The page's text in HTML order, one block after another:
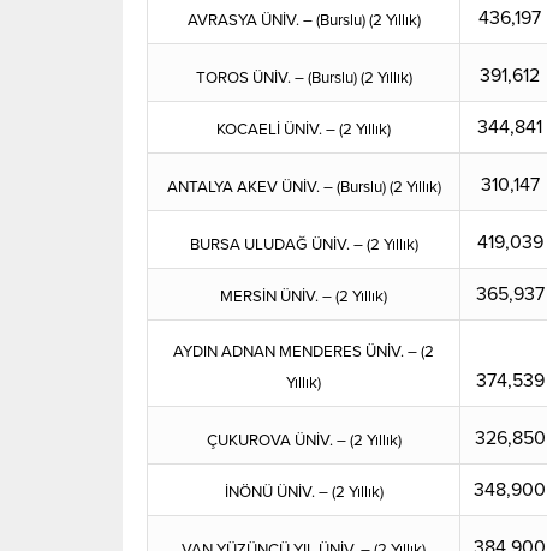
AVRASYA ÜNİV. – (Burslu) (2 Yıllık) 436,197
TOROS ÜNİV. – (Burslu) (2 Yıllık) 391,612
KOCAELİ ÜNİV. – (2 Yıllık) 344,841
ANTALYA AKEV ÜNİV. – (Burslu) (2 Yıllık) 310,147
BURSA ULUDAĞ ÜNİV. – (2 Yıllık) 419,039
MERSİN ÜNİV. – (2 Yıllık) 365,937
AYDIN ADNAN MENDERES ÜNİV. – (2
Yıllık)
374,539
ÇUKUROVA ÜNİV. – (2 Yıllık) 326,850
İNÖNÜ ÜNİV. – (2 Yıllık) 348,900